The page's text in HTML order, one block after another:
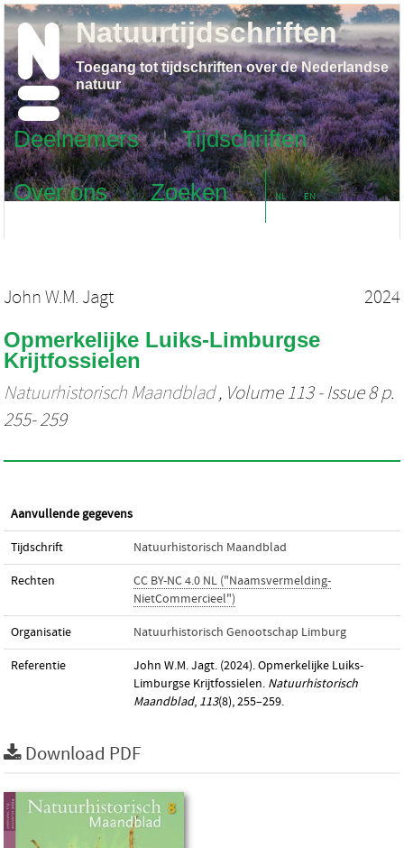
Deelnemers
Tijdschriften
Over ons
Zoeken NL EN
Natuurtijdschriften
Toegang tot tijdschriften over de Nederlandse
natuur
John W.M. Jagt 2024
Opmerkelijke Luiks-Limburgse
Krijtfossielen
Natuurhistorisch Maandblad, Volume 113 - Issue 8 p.
255- 259
Aanvullende gegevens
Tijdschrift Natuurhistorisch Maandblad
Rechten
CC BY-NC 4.0 NL ("Naamsvermelding-
NietCommercieel")
Organisatie Natuurhistorisch Genootschap Limburg
Referentie
John W.M. Jagt. (2024). Opmerkelijke Luiks-
Limburgse Krijtfossielen. Natuurhistorisch
Maandblad, 113(8), 255–259.
Download PDF